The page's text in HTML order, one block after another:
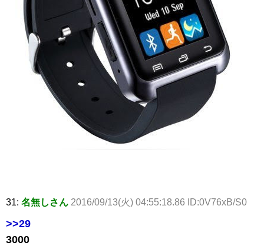
31: 名無しさん 2016/09/13(火) 04:55:18.86 ID:0V76xB/S0
>>29
3000